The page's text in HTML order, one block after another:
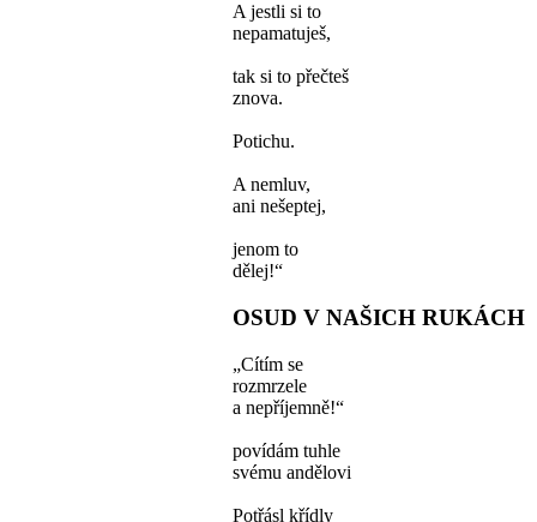
A jestli si to
nepamatuješ,
tak si to přečteš
znova.
Potichu.
A nemluv,
ani nešeptej,
jenom to
dělej!“
OSUD V NAŠICH RUKÁCH
„Cítím se
rozmrzele
a nepříjemně!“
povídám tuhle
svému andělovi
Potřásl křídly